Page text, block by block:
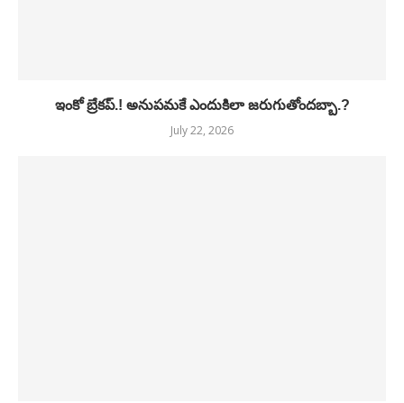
ఇంకో బ్రేకప్.! అనుపమకే ఎందుకిలా జరుగుతోందబ్బా.?
July 22, 2026